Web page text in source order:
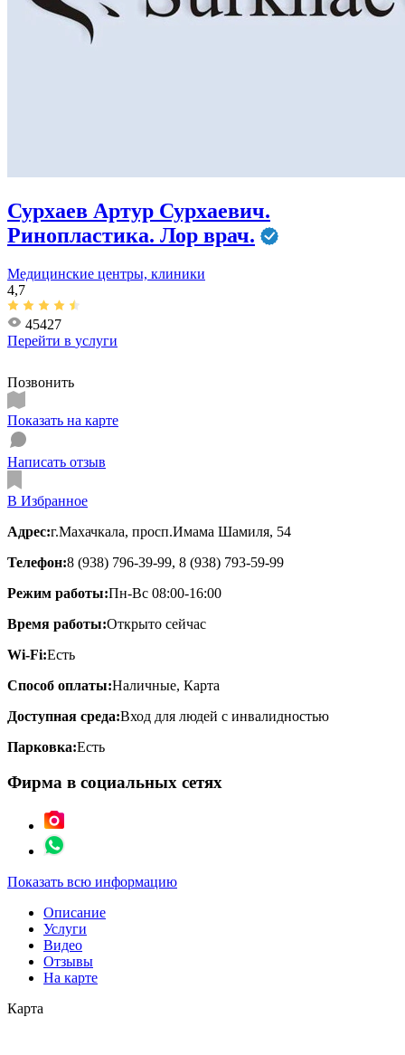
Сурхаев Артур Сурхаевич.
Ринопластика. Лор врач.
Медицинские центры, клиники
4,7
45427
Перейти в услуги
Позвонить
Показать на карте
Написать отзыв
В Избранное
Адрес:г.Махачкала, просп.Имама Шамиля, 54
Телефон:8 (938) 796-39-99, 8 (938) 793-59-99
Режим работы:Пн-Вс 08:00-16:00
Время работы:Открыто сейчас
Wi-Fi:Есть
Способ оплаты:Наличные, Карта
Доступная среда:Вход для людей с инвалидностью
Парковка:Есть
Фирма в социальных сетях
Показать всю информацию
Описание
Услуги
Видео
Отзывы
На карте
Карта